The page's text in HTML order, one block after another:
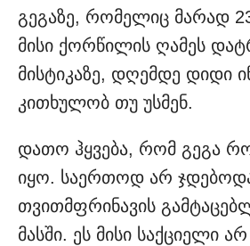
გეგაზე, რომელიც მარად
მისი ქორწილის ღამეს
მისტიკაზე, დღემდე დიდი
კითხულობ თუ უსმენ.
დათო ჰყვება, რომ გეგა
იყო. საერთოდ არ
თვითმფრინავის
მასში. ეს მისი საქციელი